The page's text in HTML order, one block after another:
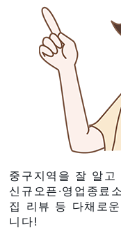
중구지역을 잘 알
신규오픈·영업종료
집 리뷰 등 다채로
니다!